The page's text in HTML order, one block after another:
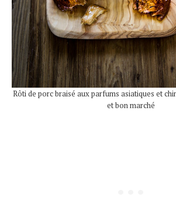
Rôti de porc braisé aux parfums asiatiques et
et bon marché